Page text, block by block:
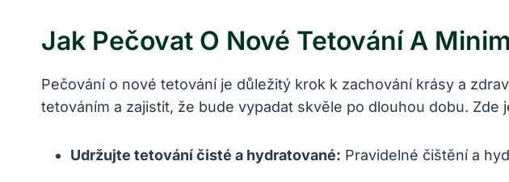
Jak Pečovat O Nové Tetování A
Pečování o nové tetování je důležitý krok k zachování krásy a
tetováním a zajistit, že bude vypadat skvěle po dlouhou dobu.
Udržujte tetování čisté a hydratované: Pravidelné čištění a